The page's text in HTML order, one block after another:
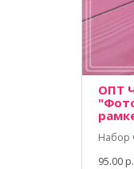
ОПТ
Набор
95.00 р.